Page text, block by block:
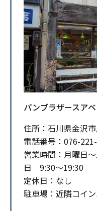
パンブラザースアベ
住所：石川県金沢
電話番号：076-
営業時間：月曜日
日 9:30～19:30
定休日：なし
駐車場：近隣コイ